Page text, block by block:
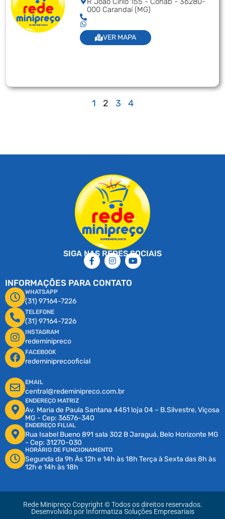
000 Carandaí (MG)
VER MAPA
1 2 3 4
SIGA NAS REDES SOCIAIS
INFORMAÇÕES PARA CONTATO
WHATSAPP
(31) 97164-7226
TELEFONE
(31) 97164-7226
INSTAGRAM
redeminipreco
FACEBOOK
redeminiprecooficial
EMAIL
central@redeminipreco.com.br
ENDEREÇO MATRIZ
Av. Maria de Paula Santana 4451 loja 04 – B.Silvestre, Viçosa
MG - Cep: 36576-340
ENDEREÇO FILIAL
Rua Isabel Bueno 891 sala 302 B Jaraguá, Belo Horizonte MG
- Cep: 31270-030
HORÁRIO DE FUNCIONAMENTO
Segunda da 9h Às 12h e 14h às 18h Terça à Sexta das 8h às
12h e 14h às 18h
Rede Minipreço Copyright © Todos os direitos reservados.
Desenvolvido por Informatiza Soluções Empresariais